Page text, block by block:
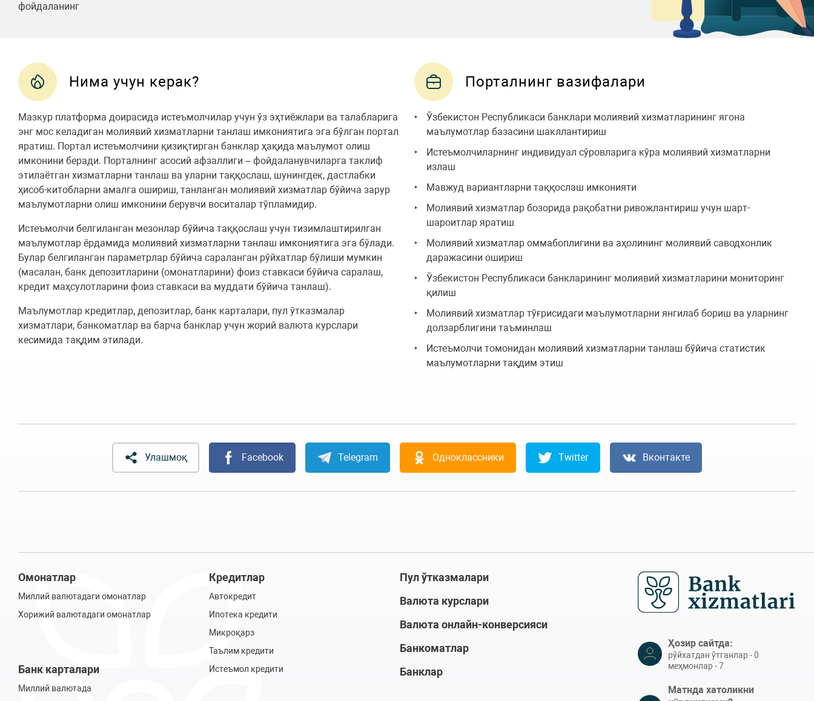
фойдаланинг
Нима учун керак?
Мазкур платформа доирасида истеъмолчилар учун ўз эҳтиёжлари ва талабларига
энг мос келадиган молиявий хизматларни танлаш имкониятига эга бўлган портал
яратиш. Портал истеъмолчини қизиқтирган банклар ҳақида маълумот олиш
имконини беради. Порталнинг асосий афзаллиги – фойдаланувчиларга таклиф
этилаётган хизматларни танлаш ва уларни таққослаш, шунингдек, дастлабки
ҳисоб-китобларни амалга ошириш, танланган молиявий хизматлар бўйича зарур
маълумотларни олиш имконини берувчи воситалар тўпламидир.
Истеъмолчи белгиланган мезонлар бўйича таққослаш учун тизимлаштирилган
маълумотлар ёрдамида молиявий хизматларни танлаш имкониятига эга бўлади.
Булар белгиланган параметрлар бўйича сараланган рўйхатлар бўлиши мумкин
(масалан, банк депозитларини (омонатларини) фоиз ставкаси бўйича саралаш,
кредит маҳсулотларини фоиз ставкаси ва муддати бўйича танлаш).
Маълумотлар кредитлар, депозитлар, банк карталари, пул ўтказмалар
хизматлари, банкоматлар ва барча банклар учун жорий валюта курслари
кесимида тақдим этилади.
Порталнинг вазифалари
Ўзбекистон Республикаси банклари молиявий хизматларининг ягона
маълумотлар базасини шакллантириш
Истеъмолчиларнинг индивидуал сўровларига кўра молиявий хизматларни
излаш
Мавжуд вариантларни таққослаш имконияти
Молиявий хизматлар бозорида рақобатни ривожлантириш учун шарт-
шароитлар яратиш
Молиявий хизматлар оммабоплигини ва аҳолининг молиявий саводхонлик
даражасини ошириш
Ўзбекистон Республикаси банкларининг молиявий хизматларини мониторинг
қилиш
Молиявий хизматлар тўғрисидаги маълумотларни янгилаб бориш ва уларнинг
долзарблигини таъминлаш
Истеъмолчи томонидан молиявий хизматларни танлаш бўйича статистик
маълумотларни тақдим этиш
Улашмоқ Facebook Telegram Одноклассники Twitter Вконтакте
Омонатлар
Миллий валютадаги омонатлар
Хорижий валютадаги омонатлар
Банк карталари
Миллий валютада
Кредитлар
Автокредит
Ипотека кредити
Микроқарз
Таълим кредити
Истеъмол кредити
Пул ўтказмалари
Валюта курслари
Валюта онлайн-конверсияси
Банкоматлар
Банклар
Ҳозир сайтда:
рўйхатдан ўтганлар - 0
меҳмонлар - 7
Матнда хатоликни